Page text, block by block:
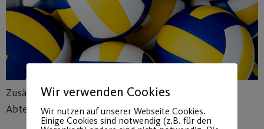
Zusätzlich Turnier für alle jugendlichen
Abteilungsmitglieder.
Wir verwenden Cookies
Wir nutzen auf unserer Webseite Cookies.
Einige Cookies sind notwendig (z.B. für den